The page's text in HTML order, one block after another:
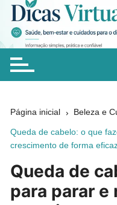
para
Dicas
Dicas simples sobre
chás e cuidados
Página inicial Beleza e
Queda de cabelo: o que
crescimento de forma
Queda de
para parar e